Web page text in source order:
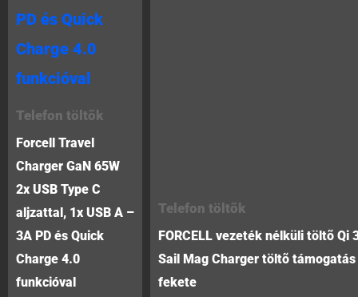
Telefon töltõk
Forcell Travel
Charger GaN 65W
2x USB Type C
aljzattal, 1x USB A –
3A PD és Quick
Charge 4.0
funkcióval
Telefon töltõk
FORCELL vezeték nélküli töltõ Qi
Sail Mag Charger töltõ
fekete